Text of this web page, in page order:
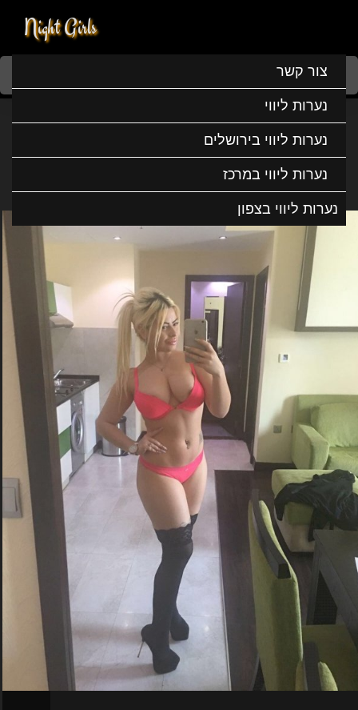
Night Girls
צור קשר
נערות ליווי
נערות ליווי בירושלים
נערות ליווי במרכז
נערות ליווי בצפון
Home
אנה חדשה בעיר
אנה חדשה בעיר